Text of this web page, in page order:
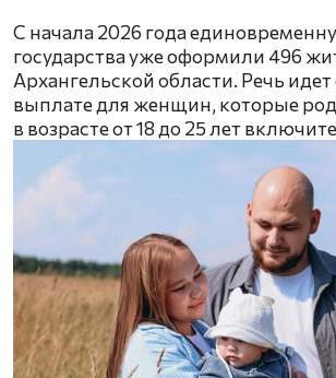
С начала 2026 года
государства уже оформили 496
Архангельской области. Речь
выплате для женщин, которые
в возрасте от 18 до 25 лет